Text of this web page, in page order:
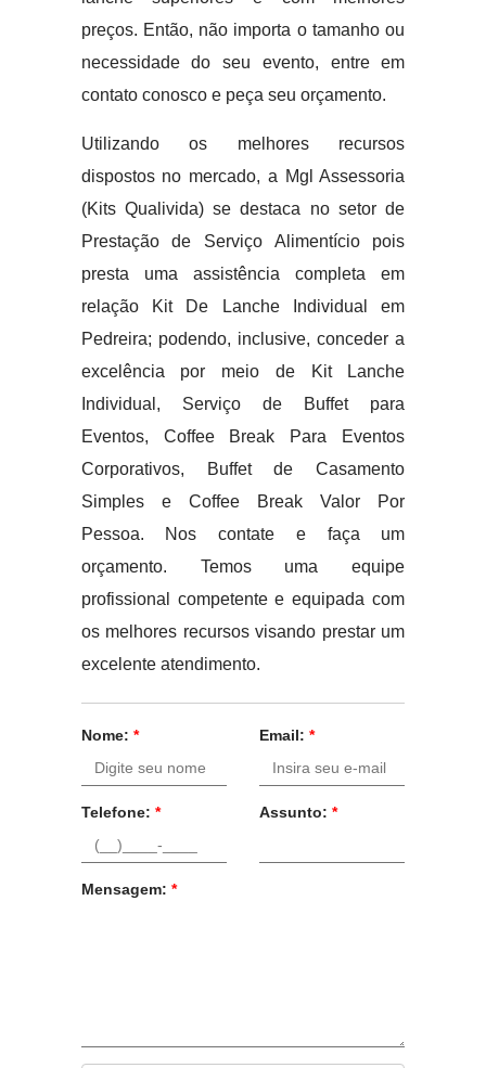
preços. Então, não importa o tamanho ou
necessidade do seu evento, entre em
contato conosco e peça seu orçamento.
Utilizando os melhores recursos
dispostos no mercado, a Mgl Assessoria
(Kits Qualivida) se destaca no setor de
Prestação de Serviço Alimentício pois
presta uma assistência completa em
relação Kit De Lanche Individual em
Pedreira; podendo, inclusive, conceder a
excelência por meio de Kit Lanche
Individual, Serviço de Buffet para
Eventos, Coffee Break Para Eventos
Corporativos, Buffet de Casamento
Simples e Coffee Break Valor Por
Pessoa. Nos contate e faça um
orçamento. Temos uma equipe
profissional competente e equipada com
os melhores recursos visando prestar um
excelente atendimento.
Nome: * Email: *
Telefone: * Assunto: *
Mensagem: *